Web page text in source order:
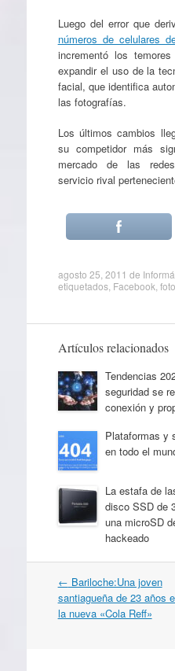
Luego del error que
números de celulares
incrementó los
expandir el uso de la
facial, que identifica
las fotografías.
Los últimos cambios
su competidor más
mercado de las
servicio rival
agosto 25, 2011 de
etiquetados, Facebook
Artículos relacionados
Tendencias
seguridad se
conexión y
Plataformas y
en todo el
La estafa de
disco SSD de
una microSD
hackeado
Navegación
por
artículos
← Bariloche:Una joven
santiagueña de 23 años
la nueva «Cola Reff»